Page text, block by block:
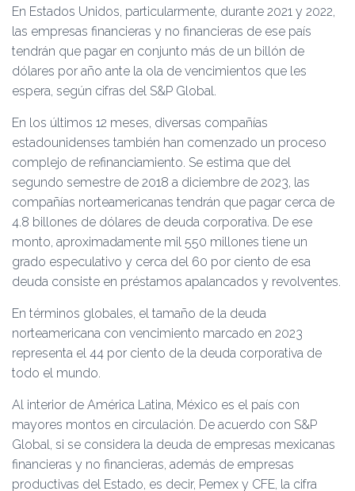
En Estados Unidos, particularmente, durante 2021 y 2022,
las empresas financieras y no financieras de ese país
tendrán que pagar en conjunto más de un billón de
dólares por año ante la ola de vencimientos que les
espera, según cifras del S&P Global.
En los últimos 12 meses, diversas compañías
estadounidenses también han comenzado un proceso
complejo de refinanciamiento. Se estima que del
segundo semestre de 2018 a diciembre de 2023, las
compañías norteamericanas tendrán que pagar cerca de
4.8 billones de dólares de deuda corporativa. De ese
monto, aproximadamente mil 550 millones tiene un
grado especulativo y cerca del 60 por ciento de esa
deuda consiste en préstamos apalancados y revolventes.
En términos globales, el tamaño de la deuda
norteamericana con vencimiento marcado en 2023
representa el 44 por ciento de la deuda corporativa de
todo el mundo.
Al interior de América Latina, México es el país con
mayores montos en circulación. De acuerdo con S&P
Global, si se considera la deuda de empresas mexicanas
financieras y no financieras, además de empresas
productivas del Estado, es decir, Pemex y CFE, la cifra